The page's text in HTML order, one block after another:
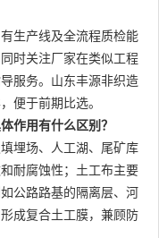
生产线及全流程质检能
时关注厂家在类似工程
服务。山东丰源非织造
便于前期比选。
作用有什么区别？
埋场、人工湖、尾矿库
耐腐蚀性；土工布主要
公路路基的隔离层、河
成复合土工膜，兼顾防